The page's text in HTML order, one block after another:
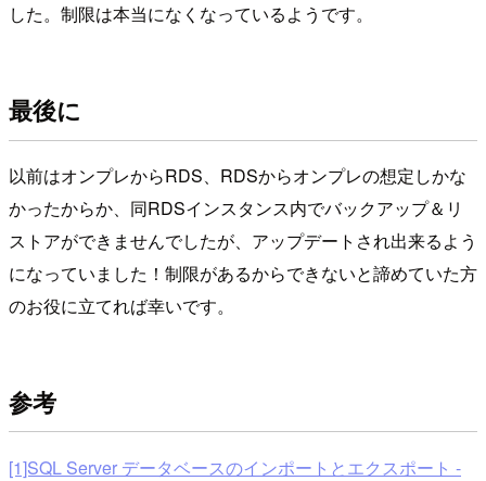
した。制限は本当になくなっているようです。
最後に
以前はオンプレからRDS、RDSからオンプレの想定しかな
かったからか、同RDSインスタンス内でバックアップ＆リ
ストアができませんでしたが、アップデートされ出来るよう
になっていました！制限があるからできないと諦めていた方
のお役に立てれば幸いです。
参考
[1]SQL Server データベースのインポートとエクスポート -